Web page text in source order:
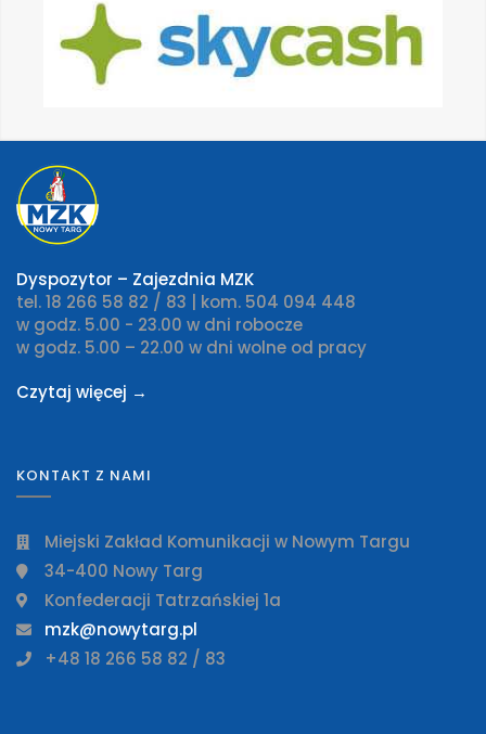
Dyspozytor – Zajezdnia MZK
tel. 18 266 58 82 / 83 | kom. 504 094 448
w godz. 5.00 - 23.00 w dni robocze
w godz. 5.00 – 22.00 w dni wolne od pracy
Czytaj więcej →
KONTAKT Z NAMI
Miejski Zakład Komunikacji w Nowym Targu
34-400 Nowy Targ
Konfederacji Tatrzańskiej 1a
mzk@nowytarg.pl
+48 18 266 58 82 / 83